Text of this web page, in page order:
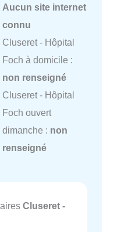
Aucun site internet
connu
Cluseret - Hôpital
Foch à domicile :
non renseigné
Cluseret - Hôpital
Foch ouvert
dimanche : non
renseigné
Cluseret -